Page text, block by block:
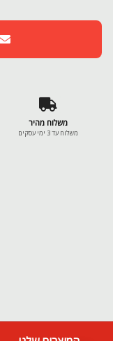
משלוח מהיר
משלוח עד 3 ימי עסקים